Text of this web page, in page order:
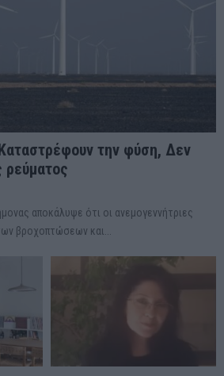
την φύση, Δεν
ρεύματος
αποκάλυψε ότι οι ανεμογεννήτριες
βροχοπτώσεων και...